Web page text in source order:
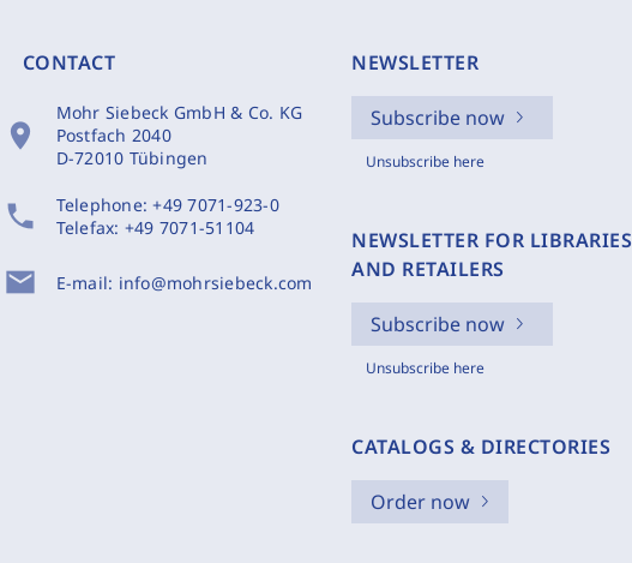
CONTACT
location_on
Mohr Siebeck GmbH & Co. KG
Postfach 2040
D-72010 Tübingen
phone Telephone:+49 7071-923-0
Telefax: +49 7071-51104
mail E-mail: info@mohrsiebeck.com
NEWSLETTER
Subscribe now
Unsubscribe here
NEWSLETTER FOR LIBRARIES
AND RETAILERS
Subscribe now
Unsubscribe here
CATALOGS & DIRECTORIES
Order now